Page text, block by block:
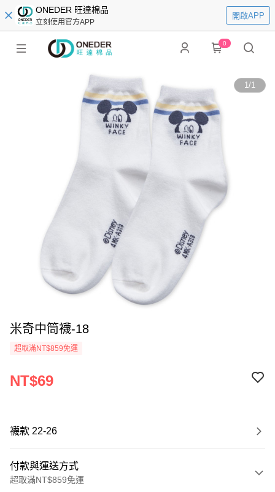
ONEDER 旺達棉品
立刻使用官方APP
開啟APP
0
1/1
米奇中筒襪-18
超取滿NT$859免運
NT$69
襪款 22-26
付款與運送方式
超取滿NT$859免運